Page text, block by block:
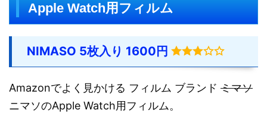
Apple Watch用フィルム
NIMASO 5枚入り 1600円
Amazonでよく見かける フィルム ブランド ミマソ
ニマソのApple Watch用フィルム。